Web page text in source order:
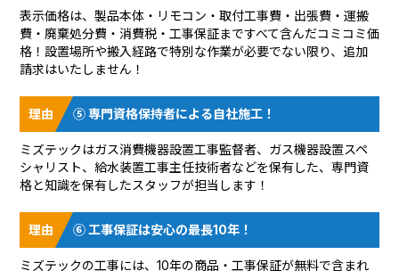
表示価格は、製品本体・リモコン・取付工事費・出張費・運搬
費・廃棄処分費・消費税・工事保証まですべて含んだコミコミ価
格！設置場所や搬入経路で特別な作業が必要でない限り、追加
請求はいたしません！
⑤ 専門資格保持者による自社施工！
ミズテックはガス消費機器設置工事監督者、ガス機器設置スペ
シャリスト、給水装置工事主任技術者などを保有した、専門資
格と知識を保有したスタッフが担当します！
⑥ 工事保証は安心の最長10年！
ミズテックの工事には、10年の商品・工事保証が無料で含まれ